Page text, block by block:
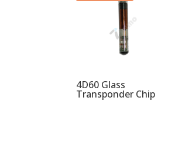
4D60 Glass
Transponder Chip